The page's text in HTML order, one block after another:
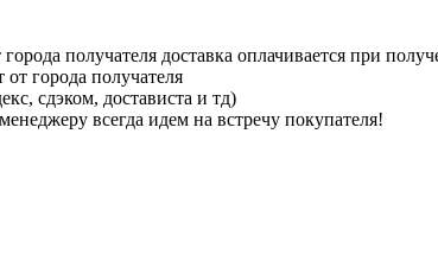
получателя доставка оплачивается при
города получателя
сдэком, достависта и тд)
всегда идем на встречу покупателя!